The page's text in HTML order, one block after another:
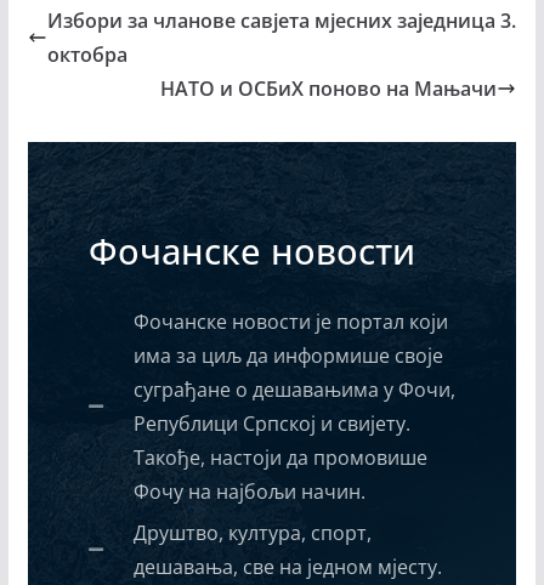
Избори за чланове савјета мјесних заједница 3.
октобра
НАТО и ОСБиХ поново на Мањачи
Фочанске новости
Фочанске новости је портал који
има за циљ да информише своје
суграђане о дешавањима у Фочи,
Републици Српској и свијету.
Такође, настоји да промовише
Фочу на најбољи начин.
Друштво, култура, спорт,
дешавања, све на једном мјесту.